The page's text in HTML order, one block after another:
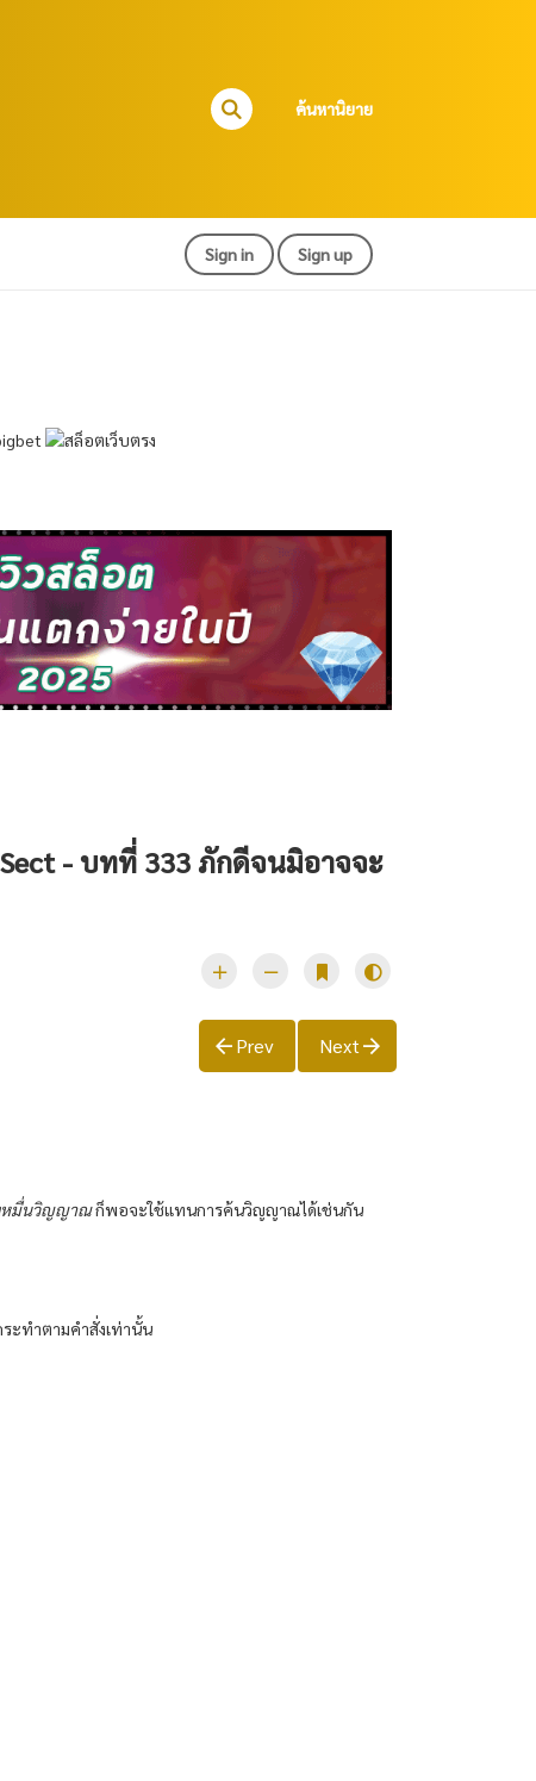
ค้นหานิยาย
Sign in Sign up
- บทที่ 333 ภักดีจนมิอาจจะ
Prev Next
หมื่นวิญญาณก็พอจะใช้แทนการค้นวิญญาณได้เช่นกัน
ะทำตามคำสั่งเท่านั้น